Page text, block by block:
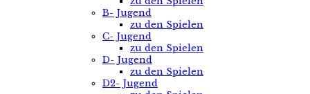
B- Jugend
zu den Spielen
C- Jugend
zu den Spielen
D- Jugend
zu den Spielen
D2- Jugend